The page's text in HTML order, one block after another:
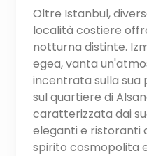
Oltre Istanbul,
località costiere
notturna distinte.
egea, vanta
incentrata sulla sua
sul quartiere di
caratterizzata dai
eleganti e ristoranti
spirito cosmopolita